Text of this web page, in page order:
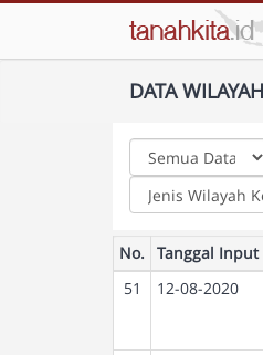
DATA
No. Tanggal Input
51
12-08-2020